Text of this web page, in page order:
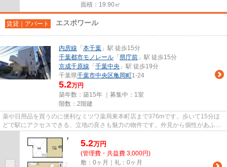
面積：19.90㎡
賃貸｜アパート エスポワール
内房線 「 本千葉 」駅 徒歩15分
千葉都市モノレール 「 県庁前 」駅 徒歩15分
京成千原線 「 千葉中央 」駅 徒歩19分
千葉県千葉市中央区亀岡町1-24
5.2万円
築年数：築15年 ｜募集中： 1室
階数：2階建
薬や日用品を買うのに便利なミツワ薬局東本町店まで376mです。歩いて15分ほ
どで駅にアクセスできる、立地の良さも魅力の物件です。外見から個性があふれ
5.2万円
(管理費・共益費 3,000円)
敷：0ヶ月｜礼：0ヶ月